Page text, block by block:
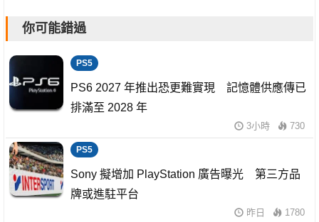
你可能錯過
PS5
PS6 2027 年推出恐更難實現 記憶體供應傳已
排滿至 2028 年
3小時 730
PS5
Sony 擬增加 PlayStation 廣告曝光 第三方品
牌或進駐平台
昨日 1780